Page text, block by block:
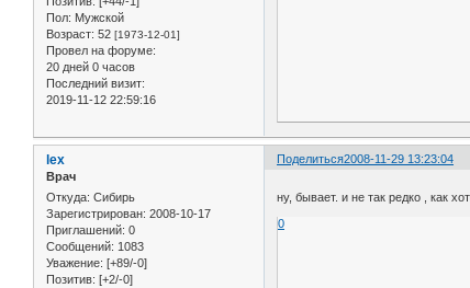
Пол: Мужской
Возраст: 52 [1973-12-01]
Провел на форуме:
20 дней 0 часов
Последний визит:
2019-11-12 22:59:16
Поделиться2008-11-29 13:23:04
lex
Врач
Откуда: Сибирь
Зарегистрирован: 2008-10-17
Приглашений: 0
Сообщений: 1083
Уважение: [+89/-0]
Позитив: [+2/-0]
ну, бывает. и не так редко , как
0